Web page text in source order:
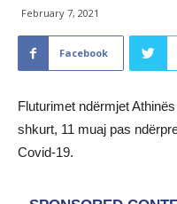
February 7, 2021
Facebook
Fluturimet ndërmjet
shkurt, 11 muaj pas
Covid-19.